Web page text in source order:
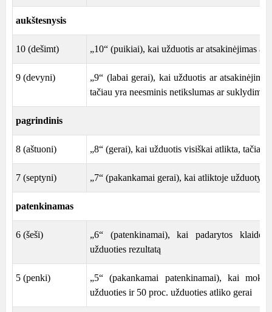
aukštesnysis
10 (dešimt) „10“ (puikiai), kai užduotis ar atsakinėjimas
9 (devyni)
„9“ (labai gerai), kai užduotis ar
tačiau yra neesminis netikslumas ar suklydimas
pagrindinis
8 (aštuoni) „8“ (gerai), kai užduotis visiškai atlikta, tačiau
7 (septyni) „7“ (pakankamai gerai), kai atliktoje
patenkinamas
6 (šeši)
„6“ (patenkinamai), kai padarytos
užduoties rezultatą
5 (penki)
„5“ (pakankamai patenkinamai), kai
užduoties ir 50 proc. užduoties atliko gerai